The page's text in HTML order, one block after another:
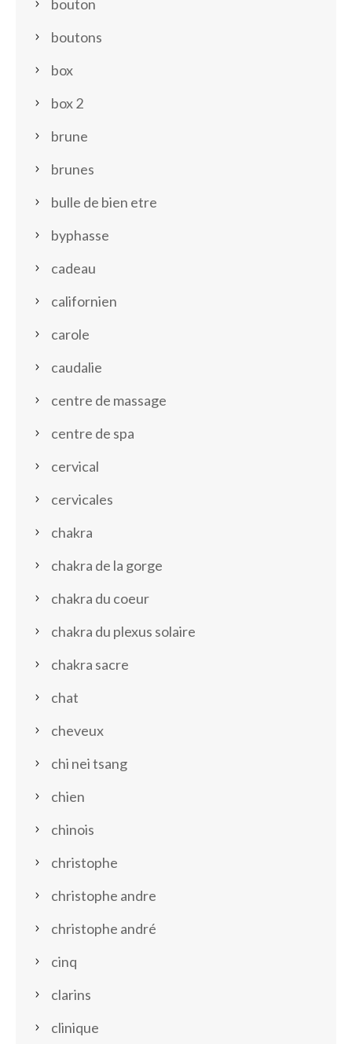
bouton
boutons
box
box 2
brune
brunes
bulle de bien etre
byphasse
cadeau
californien
carole
caudalie
centre de massage
centre de spa
cervical
cervicales
chakra
chakra de la gorge
chakra du coeur
chakra du plexus solaire
chakra sacre
chat
cheveux
chi nei tsang
chien
chinois
christophe
christophe andre
christophe andré
cinq
clarins
clinique